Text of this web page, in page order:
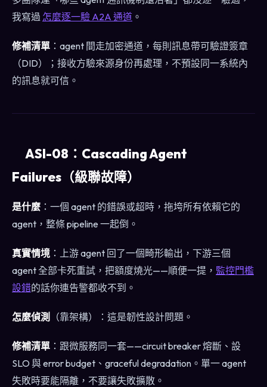
我寫過 怎麼逐一驗 A2A 通道 。
修補清單 ：agent 間走加密通道，每則訊息帶可驗證簽章
（DID）；接收方驗來源身份再處理，不預設同一系統內
的訊息就可信。
ASI-08：Cascading Agent
Failures（級聯故障）
是什麼 ：一個 agent 的錯誤或超時，拖垮所有依賴它的
agent，整條 pipeline 一起倒。
真實情境 ：上游 agent 回了一個畸形輸出，下游三個
agent 全部卡死重試，把額度燒光——順便一提， 監控門檻
設錯的話你連告警都收不到。
怎麼偵測 （靠架構）：這是韌性設計問題。
修補清單 ：跟微服務同一套——circuit breaker 熔斷、設
SLO 與 error budget、graceful degradation。單一 agent
失敗時要能隔離，不要讓失敗擴散。